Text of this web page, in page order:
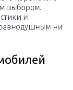
выбором.
и
равнодушным ни